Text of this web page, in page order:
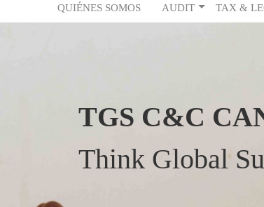
QUIÉNES SOMOS AUDIT TAX &
TGS C&C
Think Global